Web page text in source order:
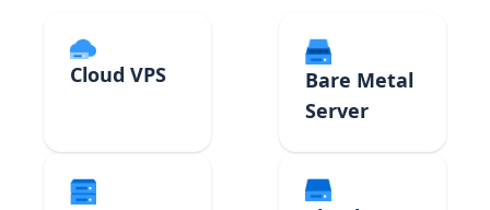
Cloud VPS
Bare Metal
Server